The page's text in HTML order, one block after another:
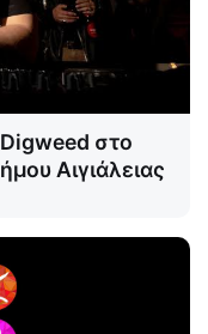
στο
Αιγιάλειας